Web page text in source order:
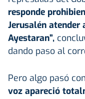
responde
Jerusalén
Ayestaran”,
dando paso al
Pero algo pasó
voz apareció